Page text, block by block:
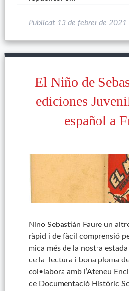
Publicat 13 de febrer de 2021
El Niño de
ediciones
español a
Nino Sebastián Faure un
ràpid i de fàcil comprensió
mica més de la nostra
de la lectura i bona ploma
col•labora amb l’Ateneu
de Documentació Històric